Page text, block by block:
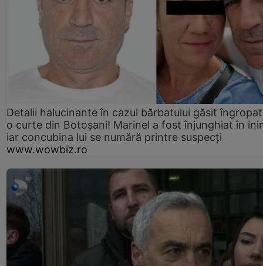
Detalii halucinante în cazul bărbatului găsit
o curte din Botoșani! Marinel a fost înjunghiat în
iar concubina lui se numără printre suspecți
www.wowbiz.ro